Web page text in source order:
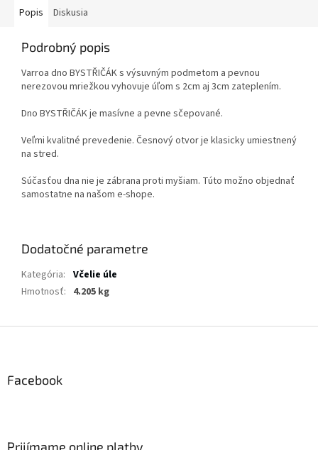
Popis Diskusia
Podrobný popis
Varroa dno BYSTŘIČÁK s výsuvným podmetom a pevnou
nerezovou mriežkou vyhovuje úľom s 2cm aj 3cm zateplením.
Dno BYSTŘIČÁK je masívne a pevne sčepované.
Veľmi kvalitné prevedenie. Česnový otvor je klasicky umiestnený
na stred.
Súčasťou dna nie je zábrana proti myšiam. Túto možno objednať
samostatne na našom e-shope.
Dodatočné parametre
Kategória: Včelie úle
Hmotnosť: 4.205 kg
Facebook
Prijímame online platby